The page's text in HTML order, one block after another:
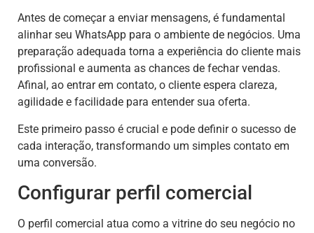
Antes de começar a enviar mensagens, é fundamental
alinhar seu WhatsApp para o ambiente de negócios. Uma
preparação adequada torna a experiência do cliente mais
profissional e aumenta as chances de fechar vendas.
Afinal, ao entrar em contato, o cliente espera clareza,
agilidade e facilidade para entender sua oferta.
Este primeiro passo é crucial e pode definir o sucesso de
cada interação, transformando um simples contato em
uma conversão.
Configurar perfil comercial
O perfil comercial atua como a vitrine do seu negócio no